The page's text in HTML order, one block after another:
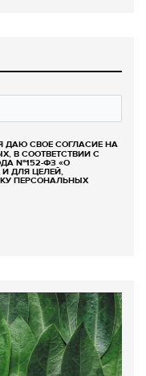
ДАЮ СВОЕ СОГЛАСИЕ НА
В СООТВЕТСТВИИ С
№152-ФЗ «О
ДЛЯ ЦЕЛЕЙ,
ПЕРСОНАЛЬНЫХ